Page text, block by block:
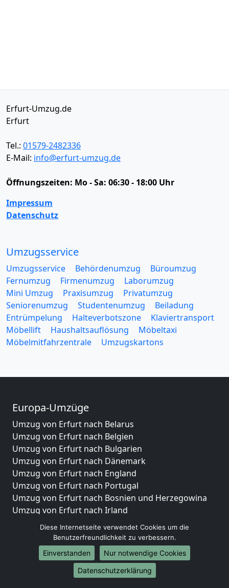
Erfurt-Umzug.de
Erfurt
Tel.: 01579-2482336
E-Mail: info@erfurt-umzug.de
Öffnungszeiten: Mo - Sa: 06:30 - 18:00 Uhr
Impressum
Datenschutz
Umzugsservice
Umzugsservice Behördenumzug
Büroumzug
Fernumzug
Firmenumzug
Laborumzug
Mini Umzug
Praxisumzug
Privatumzug
Seniorenumzug
Studentenumzug
Beiladung
Entrümpelung
Halteverbotszone
Klaviertransport
Möbellift
Haushaltsauflösung
Möbeltaxi
Möbelmitfahrzentrale
Umzugskartons
Europa-Umzüge
Umzug von Erfurt nach Belarus
Umzug von Erfurt nach Belgien
Umzug von Erfurt nach Bulgarien
Umzug von Erfurt nach Dänemark
Umzug von Erfurt nach England
Umzug von Erfurt nach Portugal
Umzug von Erfurt nach Bosnien und Herzegowina
Umzug von Erfurt nach Irland
Umzug von Erfurt nach Lettland
Umzug von Erfurt nach Zypern
Umzug von Erfurt nach Kroatien
Umzug von Erfurt nach Estland
Umzug von Erfurt nach Finnland
Diese Internetseite verwendet Cookies um die
Benutzerfreundlichkeit zu verbessern.
Einverstanden
Nur notwendige Cookies
Datenschutzerklärung